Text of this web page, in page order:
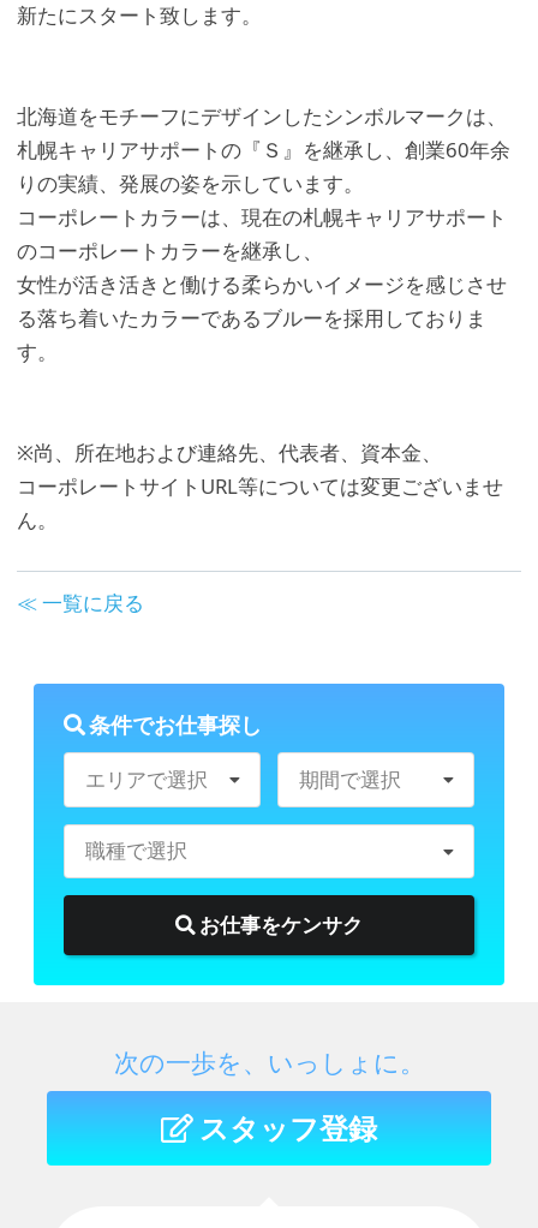
新たにスタート致します。
北海道をモチーフにデザインしたシンボルマークは、
札幌キャリアサポートの『Ｓ』を継承し、創業60年余
りの実績、発展の姿を示しています。
コーポレートカラーは、現在の札幌キャリアサポート
のコーポレートカラーを継承し、
女性が活き活きと働ける柔らかいイメージを感じさせ
る落ち着いたカラーであるブルーを採用しておりま
す。
※尚、所在地および連絡先、代表者、資本金、
コーポレートサイトURL等については変更ございませ
ん。
≪ 一覧に戻る
条件でお仕事探し
エリアで選択 期間で選択
職種で選択
お仕事をケンサク
次の一歩を、いっしょに。
スタッフ登録